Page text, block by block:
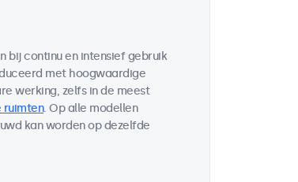
bij continu en intensief gebruik
met hoogwaardige
werking, zelfs in de meest
ruimten. Op alle modellen
kan worden op dezelfde